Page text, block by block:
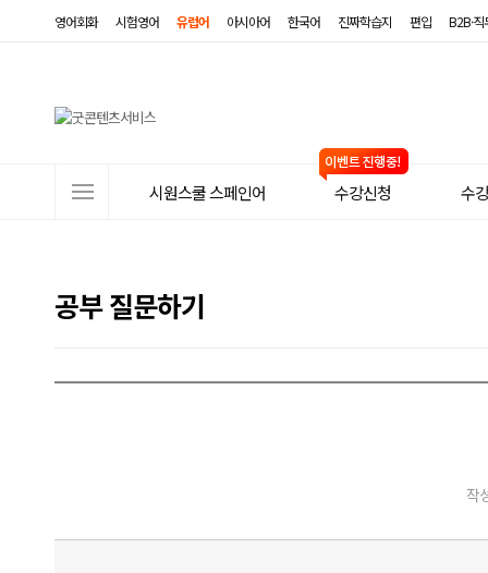
영어회화 시험영어 유럽어 아시아어 한국어 진짜학습지 편입 B2B·
뉴
시원스쿨 스페인어 수강신청 수
공부 질문하기
작